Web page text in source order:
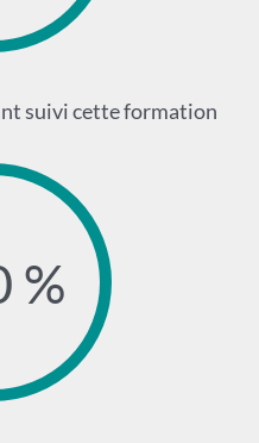
suivi cette formation
%